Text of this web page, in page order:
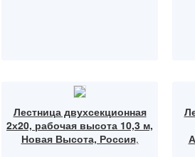
Лестница двухсекционная
2х20, рабочая высота 10,3 м,
Новая Высота, Россия,